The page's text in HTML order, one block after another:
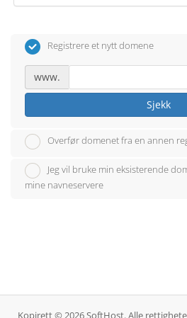
Registrere et nytt domene
www.
Sjekk
Overfør domenet fra en annen
Jeg vil bruke min eksisterende
mine navneservere
Kopirett © 2026 SoftHost. Alle